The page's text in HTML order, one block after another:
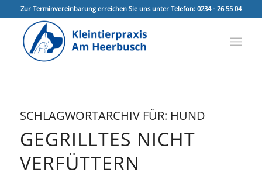
Zur Terminvereinbarung erreichen Sie uns unter Telefon: 0234 - 26 55 04
SCHLAGWORTARCHIV FÜR: HUND
GEGRILLTES NICHT
VERFÜTTERN